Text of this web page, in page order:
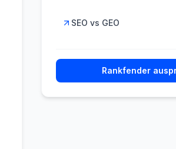
SEO vs GEO
Rankfender